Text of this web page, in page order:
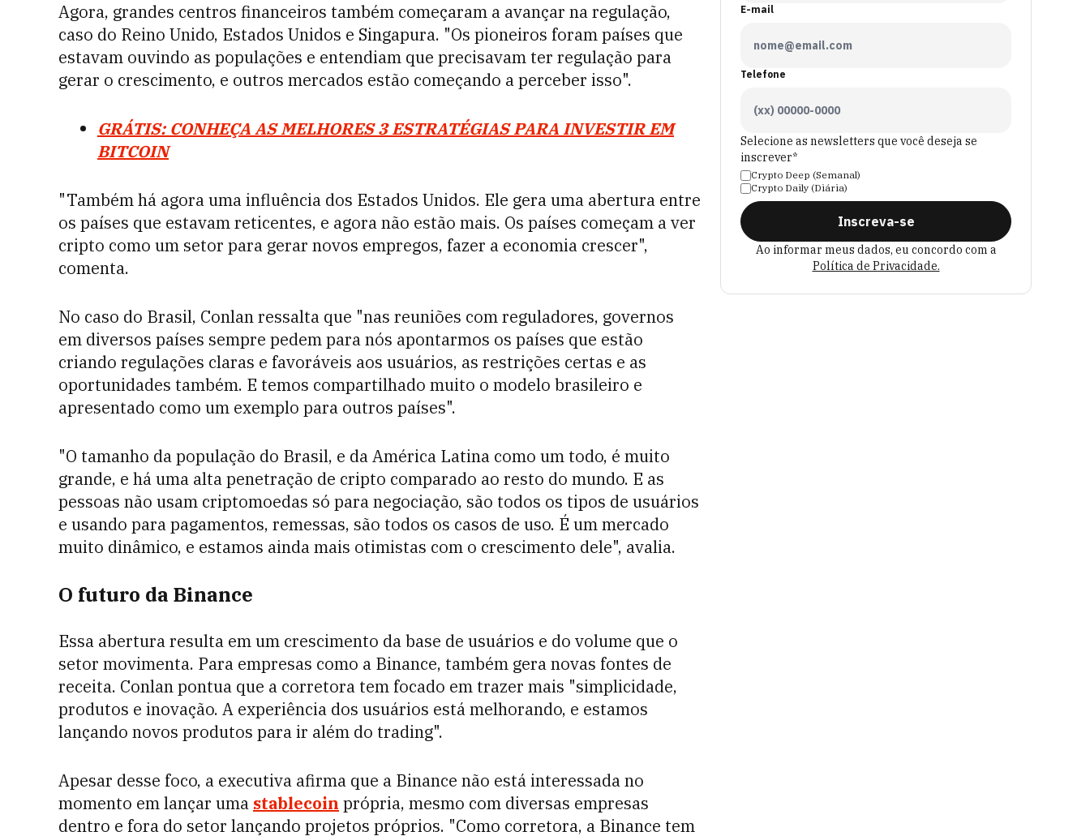
Agora, grandes centros financeiros também começaram a avançar na regulação,
caso do Reino Unido, Estados Unidos e Singapura. "Os pioneiros foram países que
estavam ouvindo as populações e entendiam que precisavam ter regulação para
gerar o crescimento, e outros mercados estão começando a perceber isso".
GRÁTIS: CONHEÇA AS MELHORES 3 ESTRATÉGIAS PARA INVESTIR EM
BITCOIN
"Também há agora uma influência dos Estados Unidos. Ele gera uma abertura entre
os países que estavam reticentes, e agora não estão mais. Os países começam a ver
cripto como um setor para gerar novos empregos, fazer a economia crescer",
comenta.
No caso do Brasil, Conlan ressalta que "nas reuniões com reguladores, governos
em diversos países sempre pedem para nós apontarmos os países que estão
criando regulações claras e favoráveis aos usuários, as restrições certas e as
oportunidades também. E temos compartilhado muito o modelo brasileiro e
apresentado como um exemplo para outros países".
"O tamanho da população do Brasil, e da América Latina como um todo, é muito
grande, e há uma alta penetração de cripto comparado ao resto do mundo. E as
pessoas não usam criptomoedas só para negociação, são todos os tipos de usuários
e usando para pagamentos, remessas, são todos os casos de uso. É um mercado
muito dinâmico, e estamos ainda mais otimistas com o crescimento dele", avalia.
O futuro da Binance
Essa abertura resulta em um crescimento da base de usuários e do volume que o
setor movimenta. Para empresas como a Binance, também gera novas fontes de
receita. Conlan pontua que a corretora tem focado em trazer mais "simplicidade,
produtos e inovação. A experiência dos usuários está melhorando, e estamos
lançando novos produtos para ir além do trading".
Apesar desse foco, a executiva afirma que a Binance não está interessada no
momento em lançar uma stablecoin própria, mesmo com diversas empresas
dentro e fora do setor lançando projetos próprios. "Como corretora, a Binance tem
E-mail
Telefone
Selecione as newsletters que você deseja se
inscrever*
Crypto Deep (Semanal)
Crypto Daily (Diária)
Inscreva-se
Ao informar meus dados, eu concordo com a
Política de Privacidade.